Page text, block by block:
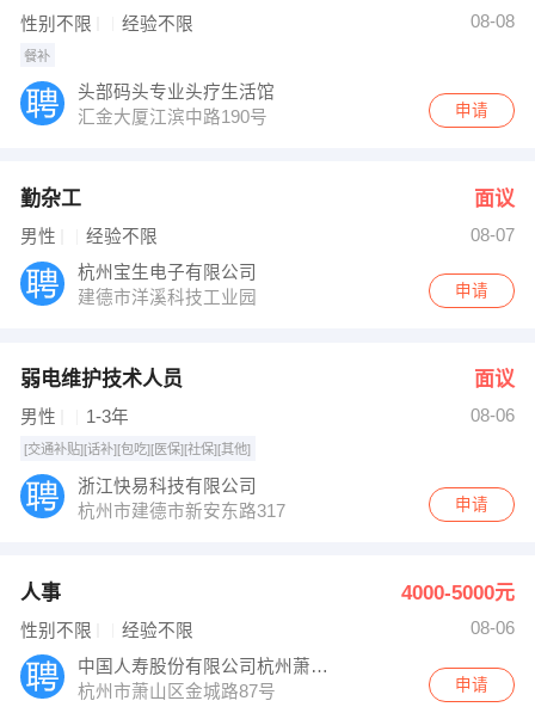
性别不限 经验不限 08-08
餐补
头部码头专业头疗生活馆
汇金大厦江滨中路190号
申请
勤杂工 面议
男性 经验不限
08-07
杭州宝生电子有限公司
建德市洋溪科技工业园
申请
弱电维护技术人员 面议
男性 1-3年 08-06
[交通补贴][话补][包吃][医保][社保][其他]
浙江快易科技有限公司
杭州市建德市新安东路317
申请
人事 4000-5000元
性别不限 经验不限
08-06
中国人寿股份有限公司杭州萧山支公司
杭州市萧山区金城路87号
申请